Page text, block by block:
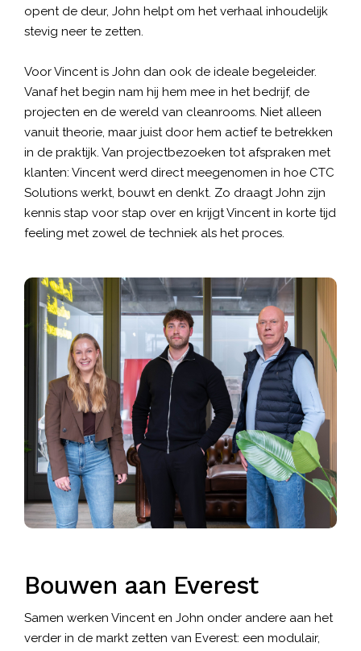
opent de deur, John helpt om het verhaal inhoudelijk
stevig neer te zetten.
Voor Vincent is John dan ook de ideale begeleider.
Vanaf het begin nam hij hem mee in het bedrijf, de
projecten en de wereld van cleanrooms. Niet alleen
vanuit theorie, maar juist door hem actief te betrekken
in de praktijk. Van projectbezoeken tot afspraken met
klanten: Vincent werd direct meegenomen in hoe CTC
Solutions werkt, bouwt en denkt. Zo draagt John zijn
kennis stap voor stap over en krijgt Vincent in korte tijd
feeling met zowel de techniek als het proces.
Bouwen aan Everest
Samen werken Vincent en John onder andere aan het
verder in de markt zetten van Everest: een modulair,